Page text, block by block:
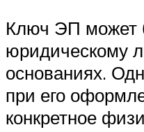
Ключ ЭП может
юридическому
основаниях.
при его
конкретное